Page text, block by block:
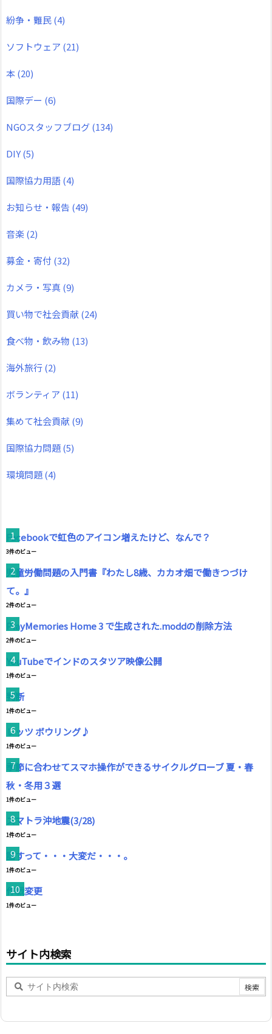
紛争・難民(4)
ソフトウェア (21)
本(20)
国際デー (6)
NGOスタッフブログ(134)
DIY(5)
国際協力用語(4)
お知らせ・報告 (49)
音楽(2)
募金・寄付 (32)
カメラ・写真(9)
買い物で社会貢献 (24)
食べ物・飲み物 (13)
海外旅行(2)
ボランティア (11)
集めて社会貢献 (9)
国際協力問題(5)
環境問題(4)
Facebookで虹色のアイコン増えたけど、なんで？
3件のビュー
児童労働問題の入門書『わたし8歳、カカオ畑で働きつづけ
て。』
2件のビュー
PlayMemories Home 3 で生成された.moddの削除方法
2件のビュー
YouTubeでインドのスタツア映像公開
1件のビュー
判断
1件のビュー
レッツ ボウリング♪
1件のビュー
季節に合わせてスマホ操作ができるサイクルグローブ 夏・春
秋・冬用３選
1件のビュー
スマトラ沖地震(3/28)
1件のビュー
話すって・・・大変だ・・・。
1件のビュー
作戦変更
1件のビュー
サイト内検索